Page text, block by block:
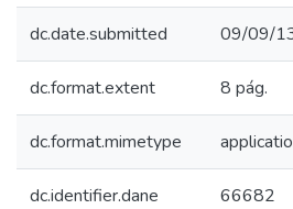
dc.date.submitted 09/09/
dc.format.extent 8 pág.
dc.format.mimetype
dc.identifier.dane 66682